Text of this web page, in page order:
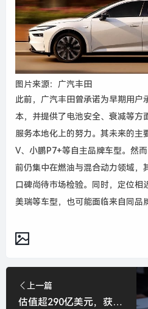
图片来源：广汽丰田
此前，广汽丰田曾承诺为早期用户
本，并提供了电池安全、衰减等方
服务本地化上的努力。其未来的主
V、小鹏P7+等自主品牌车型。然
前仍集中在燃油与混合动力领域，
口碑尚待市场检验。同时，定位相
美瑞等车型，也可能面临来自同品
上一篇
估值超290亿美元，获Meta巨额投资的Scale AI是什么来头？|界面新闻 · 科技